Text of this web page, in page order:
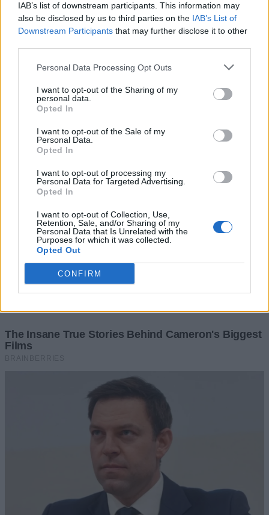
IAB’s list of downstream participants. This information may
also be disclosed by us to third parties on the IAB’s List of
Downstream Participants that may further disclose it to other
Personal Data Processing Opt Outs
I want to opt-out of the Sharing of my
personal data.
Opted In
I want to opt-out of the Sale of my
Personal Data.
Opted In
I want to opt-out of processing my
Personal Data for Targeted Advertising.
Opted In
I want to opt-out of Collection, Use,
Retention, Sale, and/or Sharing of my
Personal Data that Is Unrelated with the
Purposes for which it was collected.
Opted Out
CONFIRM